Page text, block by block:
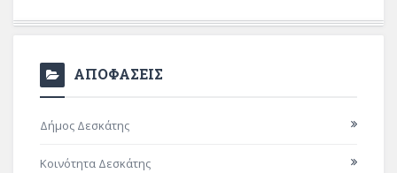
ΑΠΟΦΑΣΕΙΣ
Δήμος Δεσκάτης
Κοινότητα Δεσκάτης